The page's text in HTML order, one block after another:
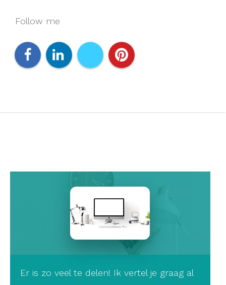
Follow me
Er is zo veel te delen! Ik vertel je graag al